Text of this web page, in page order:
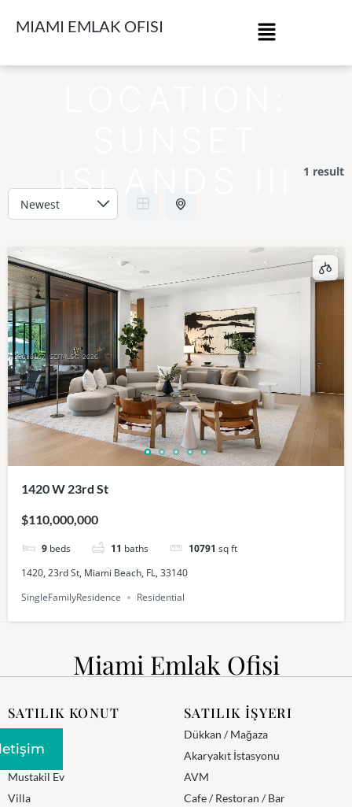
MIAMI EMLAK OFISI
ISLANDS III
1 result
1420 W 23rd St
$110,000,000
9 beds 11 baths 10791 sq ft
1420, 23rd St, Miami Beach, FL, 33140
SingleFamilyResidence
Residential
Miami Emlak Ofisi
SATILIK KONUT
Residence
Mustakil Ev
Villa
SATILIK İŞYERI
Dükkan / Mağaza
Akaryakıt İstasyonu
AVM
Cafe / Restoran / Bar